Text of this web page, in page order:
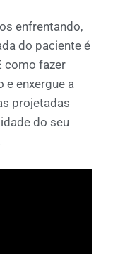
enfrentando,
do paciente é
como fazer
e enxergue a
projetadas
do seu